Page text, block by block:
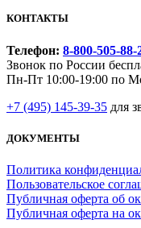
КОНТАКТЫ
Телефон: 8-800-505-88-
Звонок по России
Пн-Пт 10:00-19:00 по
+7 (495) 145-39-35 для
ДОКУМЕНТЫ
Политика
Пользовательское
Публичная оферта об
Публичная оферта на